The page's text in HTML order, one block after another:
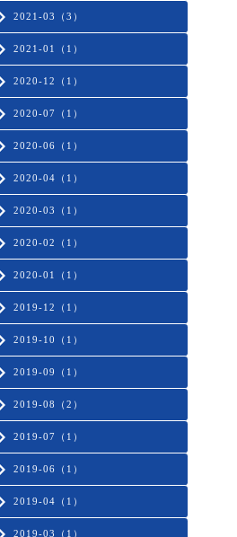
2021-03（3）
2021-01（1）
2020-12（1）
2020-07（1）
2020-06（1）
2020-04（1）
2020-03（1）
2020-02（1）
2020-01（1）
2019-12（1）
2019-10（1）
2019-09（1）
2019-08（2）
2019-07（1）
2019-06（1）
2019-04（1）
2019-03（1）